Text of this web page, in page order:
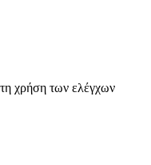
τη χρήση των ελέγχων